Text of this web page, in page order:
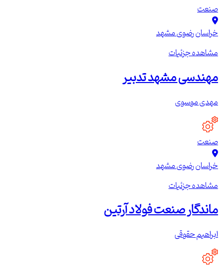
صنعت
خراسان رضویمشهد
مشاهده جزئیات
مهندسی مشهد تدبیر
مهدی موسوی
صنعت
خراسان رضویمشهد
مشاهده جزئیات
ماندگار صنعت فولاد آرتین
ابراهیم حقوقی